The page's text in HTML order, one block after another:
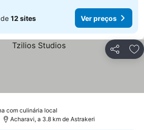
12 sites Ver preços
Partilhar
com culinária local
preços
Acharavi, a 3.8 km de Astrakeri